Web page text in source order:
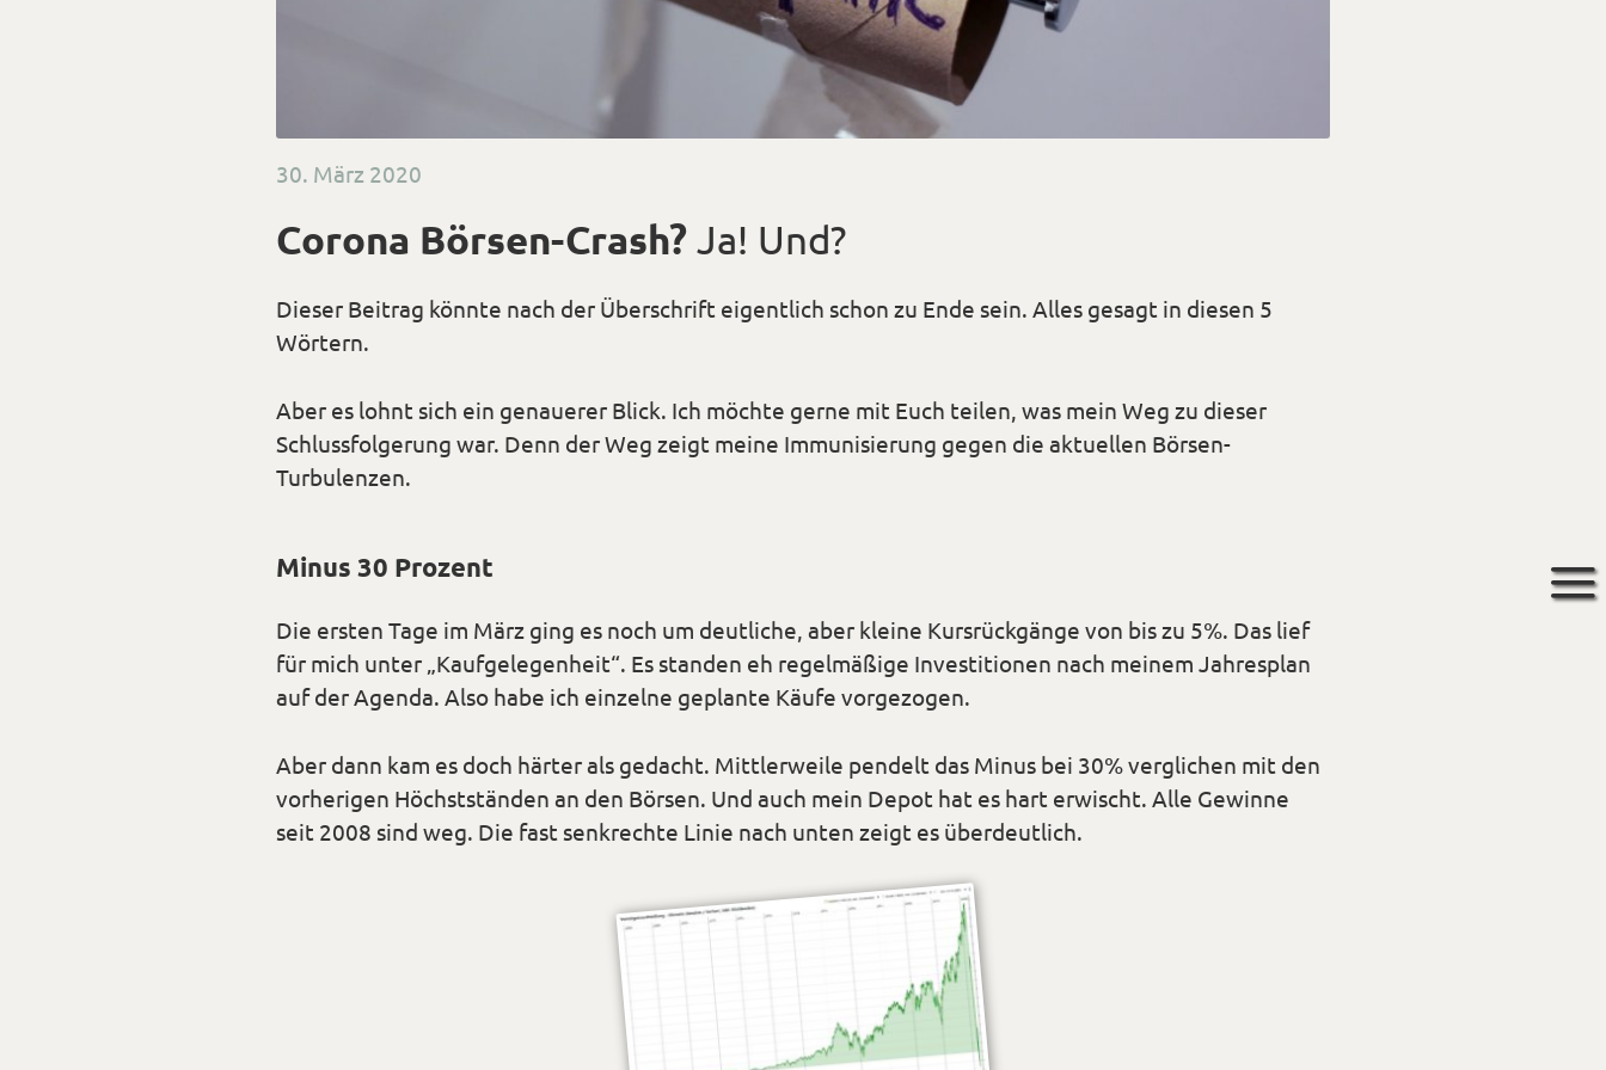
Veröffentlicht
30. März 2020
Corona Börsen-Crash? Ja! Und?
Dieser Beitrag könnte nach der Überschrift eigentlich schon zu Ende sein. Alles gesagt in diesen 5
Wörtern.
Aber es lohnt sich ein genauerer Blick. Ich möchte gerne mit Euch teilen, was mein Weg zu dieser
Schlussfolgerung war. Denn der Weg zeigt meine Immunisierung gegen die aktuellen Börsen-
Turbulenzen.
Minus 30 Prozent
Die ersten Tage im März ging es noch um deutliche, aber kleine Kursrückgänge von bis zu 5%. Das lief
für mich unter „Kaufgelegenheit“. Es standen eh regelmäßige Investitionen nach meinem Jahresplan
auf der Agenda. Also habe ich einzelne geplante Käufe vorgezogen.
Aber dann kam es doch härter als gedacht. Mittlerweile pendelt das Minus bei 30% verglichen mit den
vorherigen Höchstständen an den Börsen. Und auch mein Depot hat es hart erwischt. Alle Gewinne
seit 2008 sind weg. Die fast senkrechte Linie nach unten zeigt es überdeutlich.